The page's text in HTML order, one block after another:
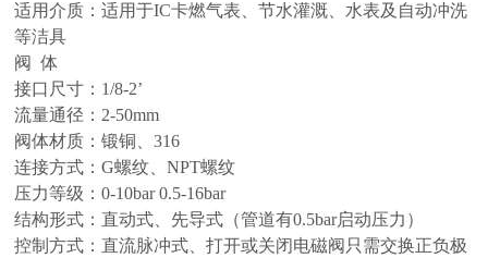
适用介质：适用于IC卡燃气表、节水灌溉、水表及自动冲洗
等洁具
阀 体
接口尺寸：1/8-2’
流量通径：2-50mm
阀体材质：锻铜、316
连接方式：G螺纹、NPT螺纹
压力等级：0-10bar 0.5-16bar
结构形式：直动式、先导式（管道有0.5bar启动压力）
控制方式：直流脉冲式、打开或关闭电磁阀只需交换正负极